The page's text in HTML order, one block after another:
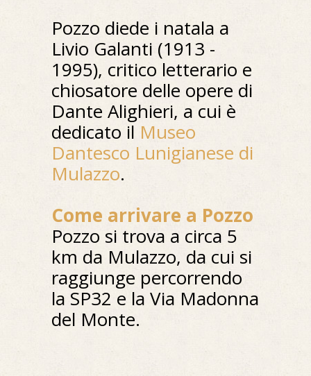
Pozzo diede i natala a
Livio Galanti (1913 -
1995), critico letterario e
chiosatore delle opere di
Dante Alighieri, a cui è
dedicato il Museo
Dantesco Lunigianese di
Mulazzo.
Come arrivare a Pozzo
Pozzo si trova a circa 5
km da Mulazzo, da cui si
raggiunge percorrendo
la SP32 e la Via Madonna
del Monte.